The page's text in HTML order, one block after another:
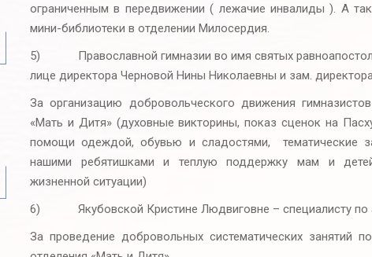
ограниченным в передвижении ( лежачие инвалиды ). А
мини-библиотеки в отделении Милосердия.
5) Православной гимназии во имя святых
лице директора Черновой Нины Николаевны и зам.
За организацию добровольческого движения
«Мать и Дитя» (духовные викторины, показ сценок на
помощи одеждой, обувью и сладостями, тематические
нашими ребятишками и теплую поддержку мам и
жизненной ситуации)
6) Якубовской Кристине Людвиговне – специалисту по
За проведение добровольных систематических занятий